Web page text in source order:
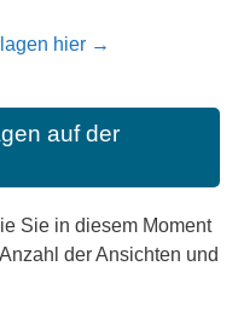
hier →
auf der
Sie in diesem Moment
der Ansichten und